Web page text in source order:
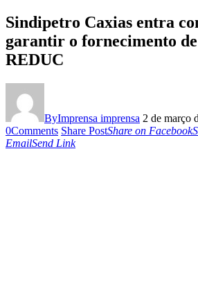
Sindipetro Caxias entra
garantir o fornecimento
REDUC
ByImprensa imprensa 2 de março
0Comments Share PostShare on Facebook
EmailSend Link